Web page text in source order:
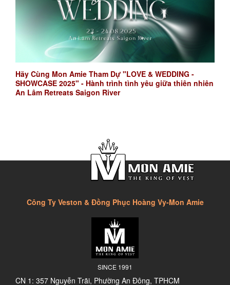
Hãy Cùng Mon Amie Tham Dự "LOVE & WEDDING -
SHOWCASE 2025" - Hành trình tình yêu giữa thiên nhiên
An Lâm Retreats Saigon River
Công Ty Veston & Đồng Phục Hoàng Vy-Mon Amie
SINCE 1991
CN 1: 357 Nguyễn Trãi, Phường An Đông, TPHCM